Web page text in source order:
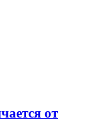
от